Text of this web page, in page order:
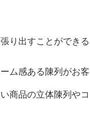
り出すことができる
ム感ある陳列がお客
商品の立体陳列やコ